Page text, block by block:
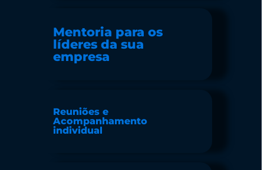
Mentoria para os
líderes da sua
empresa
Reuniões e
Acompanhamento
individual